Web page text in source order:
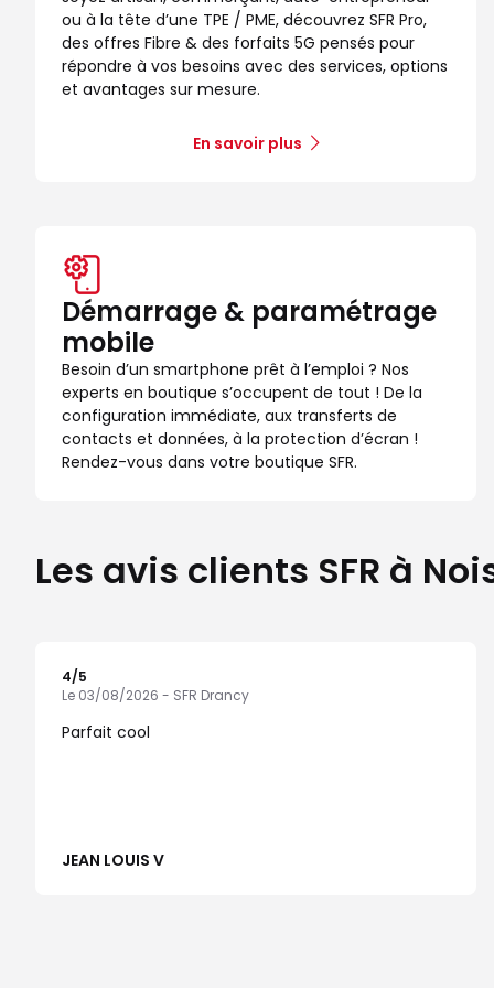
Voir la boutique
Boutique SFR Paris Les Halles
C Cial Forum des Halles
75001 Paris
Prendre
Voir la boutique
ou à la tête d’une TPE / PME, découvrez SFR Pro,
des offres Fibre & des forfaits 5G pensés pour
répondre à vos besoins avec des services, options
et avantages sur mesure.
En savoir plus
Démarrage & paramétrage
mobile
Besoin d’un smartphone prêt à l’emploi ? Nos
experts en boutique s’occupent de tout ! De la
configuration immédiate, aux transferts de
contacts et données, à la protection d’écran !
Rendez-vous dans votre boutique SFR.
Les avis clients SFR à
4/5
Le 03/08/2026 - SFR Drancy
Parfait cool
JEAN LOUIS V